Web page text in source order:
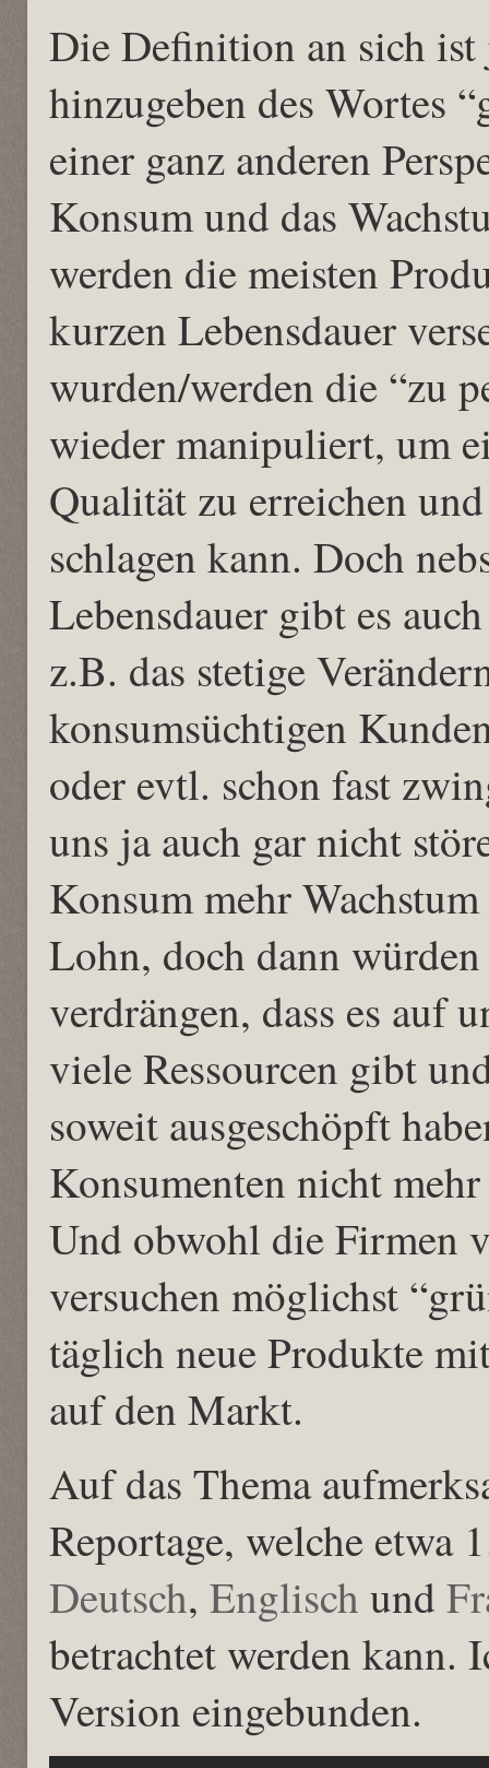
Die Definition an sich ist
hinzugeben des Wortes
einer ganz anderen
Konsum und das
werden die meisten
kurzen Lebensdauer
wurden/werden die “zu
wieder manipuliert, um
Qualität zu erreichen
schlagen kann. Doch
Lebensdauer gibt es
z.B. das stetige
konsumsüchtigen
oder evtl. schon fast
uns ja auch gar nicht
Konsum mehr
Lohn, doch dann
verdrängen, dass es auf
viele Ressourcen gibt
soweit ausgeschöpft
Konsumenten nicht
Und obwohl die Firmen
versuchen möglichst
täglich neue Produkte
auf den Markt.
Auf das Thema
Reportage, welche etwa
Deutsch, Englisch und
betrachtet werden kann.
Version eingebunden.